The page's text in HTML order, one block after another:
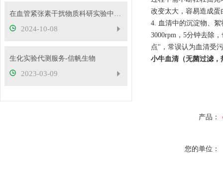
在血管紧张素干扰物质科研实验中，需要注意的事项
2024-10-08
生化实验代测服务-信帆生物
2023-03-09
改变太大，容易造成
4. 血清中的沉淀物、
3000rpm，5分钟去除
点"，常误认为血清受
小牛血清（无菌过滤，
产品：
您的单位：